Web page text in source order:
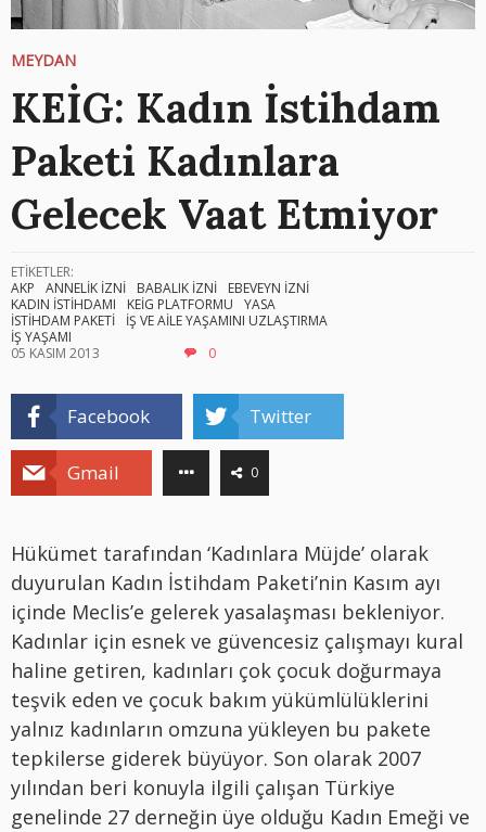
MEYDAN
KEİG: Kadın İstihdam
Paketi Kadınlara
Gelecek Vaat Etmiyor
ETİKETLER:
AKP
ANNELİK İZNİ BABALIK İZNİ
EBEVEYN İZNİ
KADIN İSTİHDAMI
KEİG PLATFORMU
YASA
İSTİHDAM PAKETİ
İŞ VE AİLE YAŞAMINI UZLAŞTIRMA
İŞ YAŞAMI
05 KASIM 2013
0
Facebook Twitter
Gmail 0
Hükümet tarafından ‘Kadınlara Müjde’ olarak
duyurulan Kadın İstihdam Paketi’nin Kasım ayı
içinde Meclis’e gelerek yasalaşması bekleniyor.
Kadınlar için esnek ve güvencesiz çalışmayı kural
haline getiren, kadınları çok çocuk doğurmaya
teşvik eden ve çocuk bakım yükümlülüklerini
yalnız kadınların omzuna yükleyen bu pakete
tepkilerse giderek büyüyor. Son olarak 2007
yılından beri konuyla ilgili çalışan Türkiye
genelinde 27 derneğin üye olduğu Kadın Emeği ve